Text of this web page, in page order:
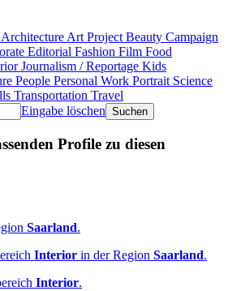
Architecture Art Project Beauty Campaign
Editorial Fashion Film Food
Journalism / Reportage Kids
People Personal Work Portrait Science
Transportation Travel
Eingabe löschen
Profile zu diesen
Saarland.
Interior in der Region Saarland.
Interior.